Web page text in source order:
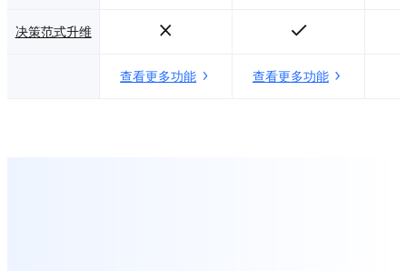
决策范式升维
查看更多功能 查看更多功能